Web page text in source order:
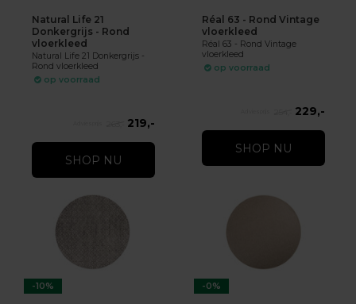
Natural Life 21
Donkergrijs - Rond
vloerkleed
Natural Life 21 Donkergrijs -
Rond vloerkleed
op voorraad
219,-
SHOP NU
Réal 63 - Rond Vintage
vloerkleed
Réal 63 - Rond Vintage
vloerkleed
op voorraad
229,-
SHOP NU
-10% -0%